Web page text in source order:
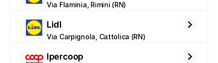
Via Flaminia, Rimini (RN)
Lidl
Via Carpignola, Cattolica (RN)
Ipercoop